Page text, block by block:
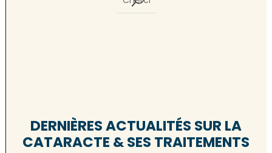
DERNIÈRES ACTUALITÉS SUR LA
CATARACTE & SES TRAITEMENTS